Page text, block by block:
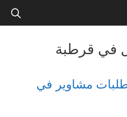
في قرطبة
مشاوير في